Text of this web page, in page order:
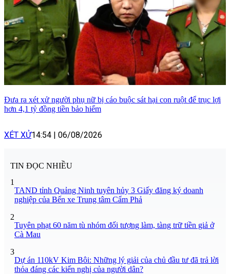
Đưa ra xét xử người phụ nữ bị cáo buộc sát hại con ruột để trục lợi
hơn 4,1 tỷ đồng tiền bảo hiểm
XÉT XỬ14:54 06/08/2026
TIN ĐỌC NHIỀU
1
TAND tỉnh Quảng Ninh tuyên hủy 3 Giấy đăng ký doanh
nghiệp của Bến xe Trung tâm Cẩm Phả
2
Tuyên phạt 60 năm tù nhóm đối tượng làm, tàng trữ tiền giả ở
Cà Mau
3
Dự án 110kV Kim Bôi: Những lý giải của chủ đầu tư đã trả lời
thỏa đáng các kiến nghị của người dân?